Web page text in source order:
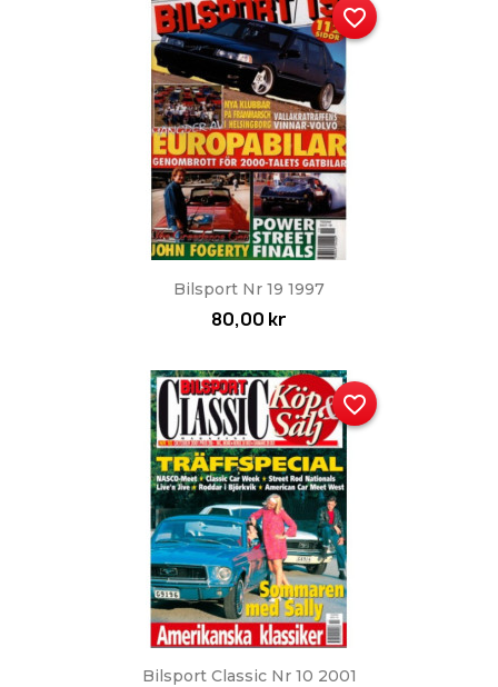
Bilsport Nr 19 1997
80,00 kr
favorite_border
Bilsport Classic Nr 10 2001
favorite_border